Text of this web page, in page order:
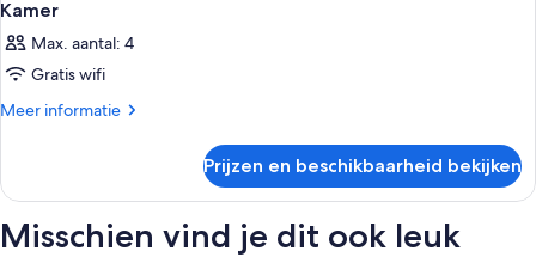
Kamer
Max. aantal: 4
Gratis wifi
Meer informatie
Meer
Prijzen en beschikbaarheid bekijken
Misschien vind je dit ook leuk